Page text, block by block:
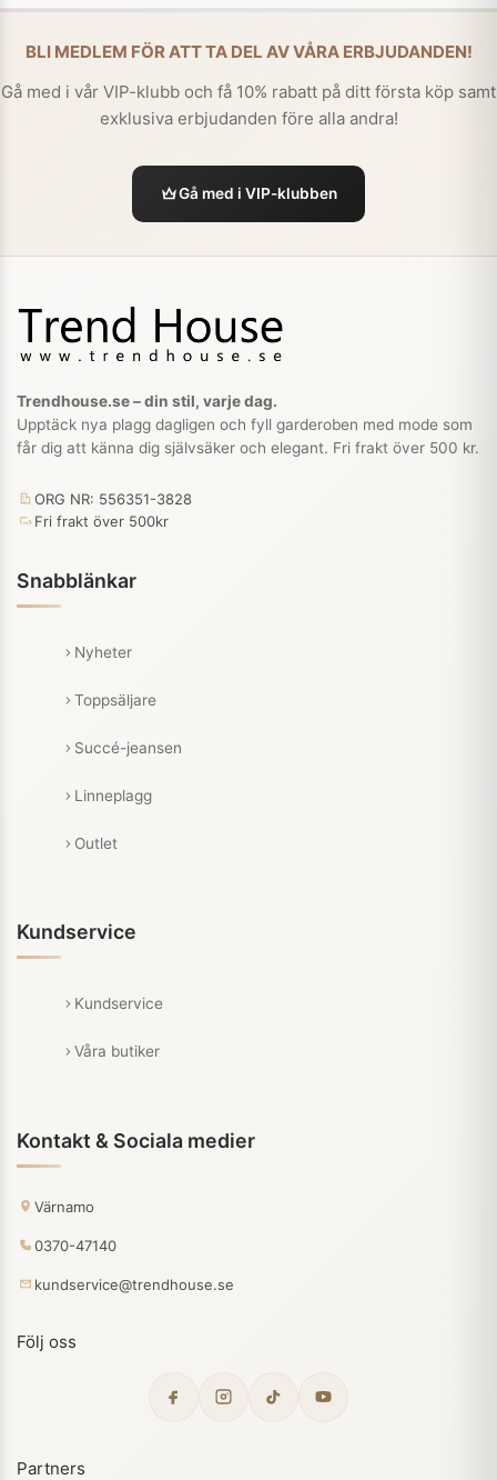
BLI MEDLEM FÖR ATT TA DEL AV VÅRA ERBJUDANDEN!
Gå med i vår VIP-klubb och få 10% rabatt på ditt första köp samt
exklusiva erbjudanden före alla andra!
Gå med i VIP-klubben
Trendhouse.se – din stil, varje dag.
Upptäck nya plagg dagligen och fyll garderoben med mode som
får dig att känna dig självsäker och elegant. Fri frakt över 500 kr.
ORG NR: 556351-3828
Fri frakt över 500kr
Snabblänkar
Nyheter
Toppsäljare
Succé-jeansen
Linneplagg
Outlet
Kundservice
Kundservice
Våra butiker
Kontakt & Sociala medier
Värnamo
0370-47140
kundservice@trendhouse.se
Följ oss
Partners